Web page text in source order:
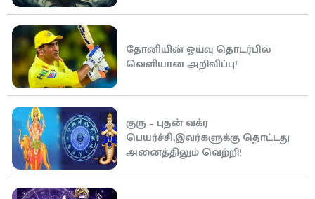
தோனியின் ஓய்வு தொடர்பில்
வெளியான அறிவிப்பு!
குரு – புதன் வக்ர
பெயர்ச்சி,இவர்களுக்கு தொட்டது
அனைத்திலும் வெற்றி!